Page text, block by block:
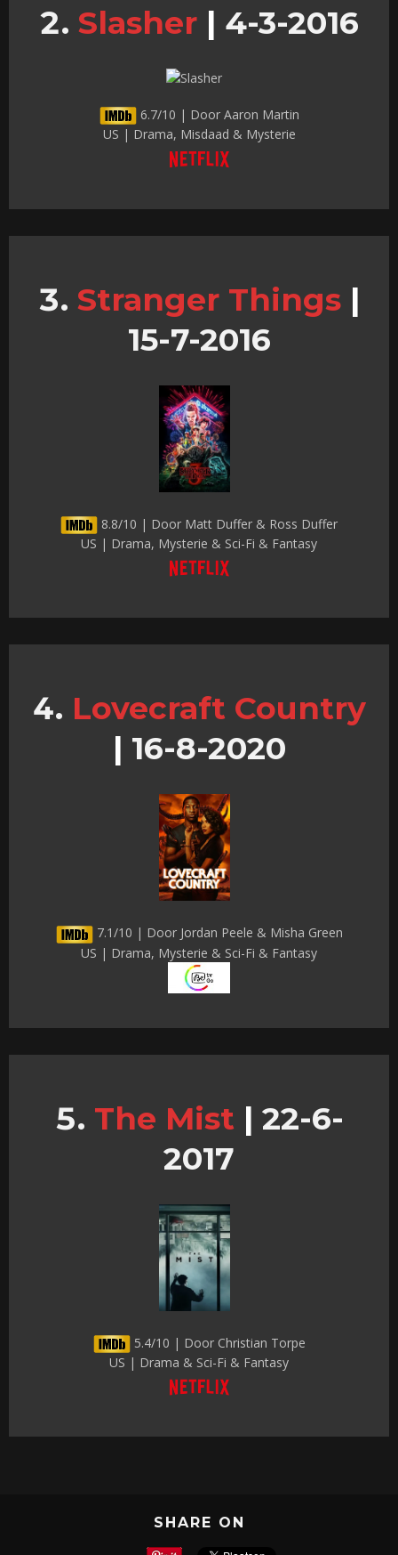
Slasher | 4-3-2016
6.7/10 | Door Aaron Martin
US | Drama, Misdaad & Mysterie
Stranger Things |
15-7-2016
8.8/10 | Door Matt Duffer & Ross Duffer
US | Drama, Mysterie & Sci-Fi & Fantasy
Lovecraft Country
| 16-8-2020
7.1/10 | Door Jordan Peele & Misha Green
US | Drama, Mysterie & Sci-Fi & Fantasy
The Mist | 22-6-
2017
5.4/10 | Door Christian Torpe
US | Drama & Sci-Fi & Fantasy
SHARE ON